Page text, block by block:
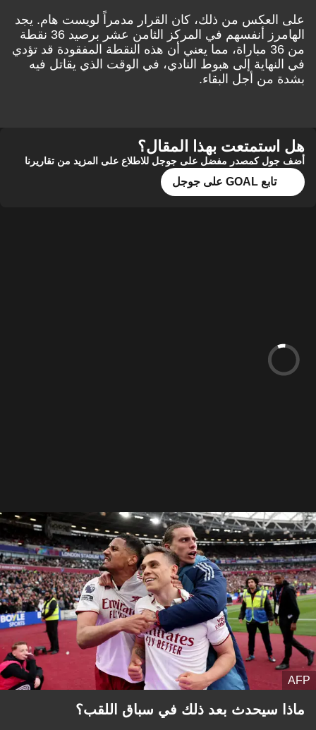
على العكس من ذلك، كان القرار مدمراً لويست هام. يجد
الهامرز أنفسهم في المركز الثامن عشر برصيد 36 نقطة
من 36 مباراة، مما يعني أن هذه النقطة المفقودة قد تؤدي
في النهاية إلى هبوط النادي، في الوقت الذي يقاتل فيه
بشدة من أجل البقاء.
هل استمتعت بهذا المقال؟
أضف جول كمصدر مفضل على جوجل للاطلاع على المزيد من تقاريرنا
تابع GOAL على جوجل
AFP
ماذا سيحدث بعد ذلك في سباق اللقب؟